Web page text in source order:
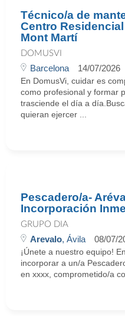
Técnico/a de
Centro
Mont Martí
DOMUSVI
Barcelona 14/07/2026
En DomusVi, cuidar es
como profesional y formar
trasciende el día a
quieran ejercer ...
Pescadero/a-
Incorporación
GRUPO DIA
Arevalo, Ávila 08/07/
¡Únete a nuestro equipo!
incorporar a un/a
en xxxx, comprometido/a